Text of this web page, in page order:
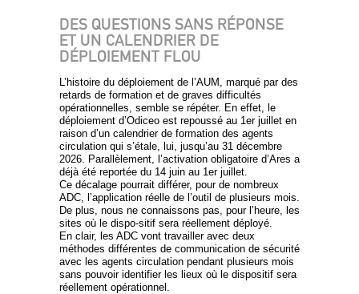
DES QUESTIONS SANS RÉPONSE
ET UN CALENDRIER DE
DÉPLOIEMENT FLOU
L’histoire du déploiement de l’AUM, marqué par des
retards de formation et de graves difficultés
opérationnelles, semble se répéter. En effet, le
déploiement d’Odiceo est repoussé au 1er juillet en
raison d’un calendrier de formation des agents
circulation qui s’étale, lui, jusqu’au 31 décembre
2026. Parallèlement, l’activation obligatoire d’Ares a
déjà été reportée du 14 juin au 1er juillet.
Ce décalage pourrait différer, pour de nombreux
ADC, l’application réelle de l’outil de plusieurs mois.
De plus, nous ne connaissons pas, pour l’heure, les
sites où le dispo-sitif sera réellement déployé.
En clair, les ADC vont travailler avec deux
méthodes différentes de communication de sécurité
avec les agents circulation pendant plusieurs mois
sans pouvoir identifier les lieux où le dispositif sera
réellement opérationnel.